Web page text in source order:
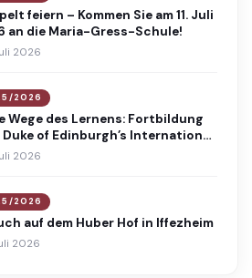
feiern – Kommen Sie am 11. Juli
an die Maria-Gress-Schule!
2026
2026
Wege des Lernens: Fortbildung
Duke of Edinburgh’s International
2026
2026
auf dem Huber Hof in Iffezheim
2026